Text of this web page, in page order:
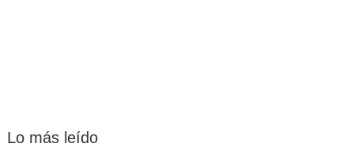
Lo más leído